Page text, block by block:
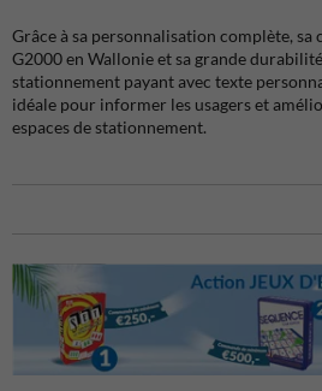
Grâce à sa personnalisation complète,
G2000 en Wallonie et sa grande
stationnement payant avec texte
idéale pour informer les usagers et
espaces de stationnement.